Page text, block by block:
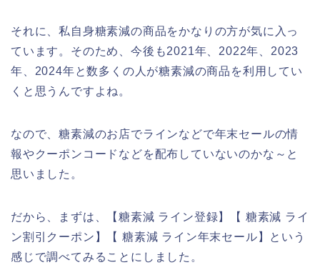
それに、私自身糖素減の商品をかなりの方が気に入っ
ています。そのため、今後も2021年、2022年、2023
年、2024年と数多くの人が糖素減の商品を利用してい
くと思うんですよね。
なので、糖素減のお店でラインなどで年末セールの情
報やクーポンコードなどを配布していないのかな～と
思いました。
だから、まずは、【糖素減 ライン登録】【 糖素減 ライ
ン割引クーポン】【 糖素減 ライン年末セール】という
感じで調べてみることにしました。